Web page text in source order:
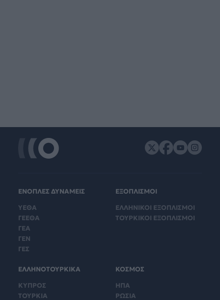
ΕΝΟΠΛΕΣ ΔΥΝΑΜΕΙΣ
ΥΕΘΑ
ΓΕΕΘΑ
ΓΕΑ
ΓΕΝ
ΓΕΣ
ΕΞΟΠΛΙΣΜΟΙ
ΕΛΛΗΝΙΚΟΙ ΕΞΟΠΛΙΣΜΟΙ
ΤΟΥΡΚΙΚΟΙ ΕΞΟΠΛΙΣΜΟΙ
ΕΛΛΗΝΟΤΟΥΡΚΙΚΑ
ΚΥΠΡΟΣ
ΤΟΥΡΚΙΑ
ΚΟΣΜΟΣ
ΗΠΑ
ΡΩΣΙΑ